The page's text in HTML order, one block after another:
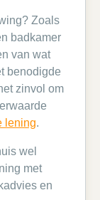
Zoals
badkamer
van wat
benodigde
zinvol om
lening.
wel
met
en